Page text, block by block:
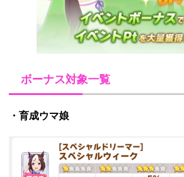
ボーナス対象一覧
・育成ウマ娘